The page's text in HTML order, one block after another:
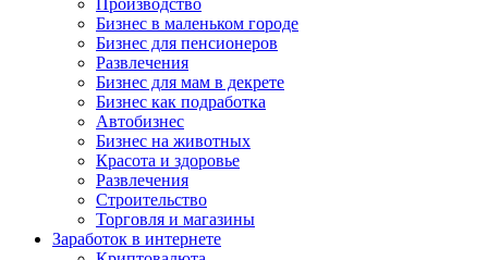
Производство
Бизнес в маленьком городе
Бизнес для пенсионеров
Развлечения
Бизнес для мам в декрете
Бизнес как подработка
Автобизнес
Бизнес на животных
Красота и здоровье
Развлечения
Строительство
Торговля и магазины
Заработок в интернете